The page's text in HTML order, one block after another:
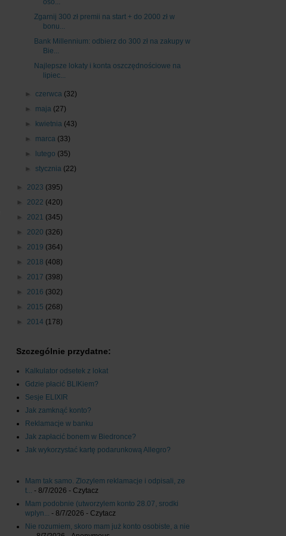
osó...
Zgarnij 300 zł premii na start + do 2000 zł w
bonu...
Bank Millennium: odbierz do 300 zł na zakupy w
Bie...
Najlepsze lokaty i konta oszczędnościowe na
lipiec...
►czerwca (32)
► maja (27)
►
kwietnia (43)
► marca (33)
►
lutego (35)
► stycznia (22)
► 2023 (395)
► 2022 (420)
► 2021 (345)
► 2020 (326)
► 2019 (364)
► 2018 (408)
► 2017 (398)
► 2016 (302)
► 2015 (268)
► 2014 (178)
Szczególnie przydatne:
Kalkulator odsetek z lokat
Gdzie płacić BLIKiem?
Sesje ELIXIR
Jak zamknąć konto?
Reklamacje w banku
Jak zapłacić bonem w Biedronce?
Jak wykorzystać kartę podarunkową Allegro?
Mam tak samo. Zlozylem reklamacje i odpisali, ze
t... - 8/7/2026 - Czytacz
Mam podobnie (utworzylem konto 28.07, srodki
wplyn... - 8/7/2026 - Czytacz
Nie rozumiem, skoro mam już konto osobiste, a nie